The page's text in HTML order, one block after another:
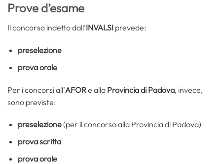
Prove d’esame
Il concorso indetto dall’INVALSI prevede:
preselezione
prova orale
Per i concorsi all’AFORe alla Provincia di Padova, invece,
sono previste:
preselezione(per il concorso alla Provincia di Padova)
prova scritta
prova orale